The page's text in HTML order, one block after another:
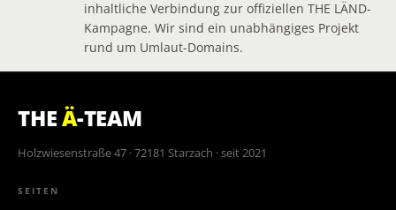
inhaltliche Verbindung zur offiziellen THE LÄND-
Kampagne. Wir sind ein unabhängiges Projekt
rund um Umlaut-Domains.
THEÄ-TEAM
Holzwiesenstraße 47 · 72181 Starzach · seit 2021
SEITEN